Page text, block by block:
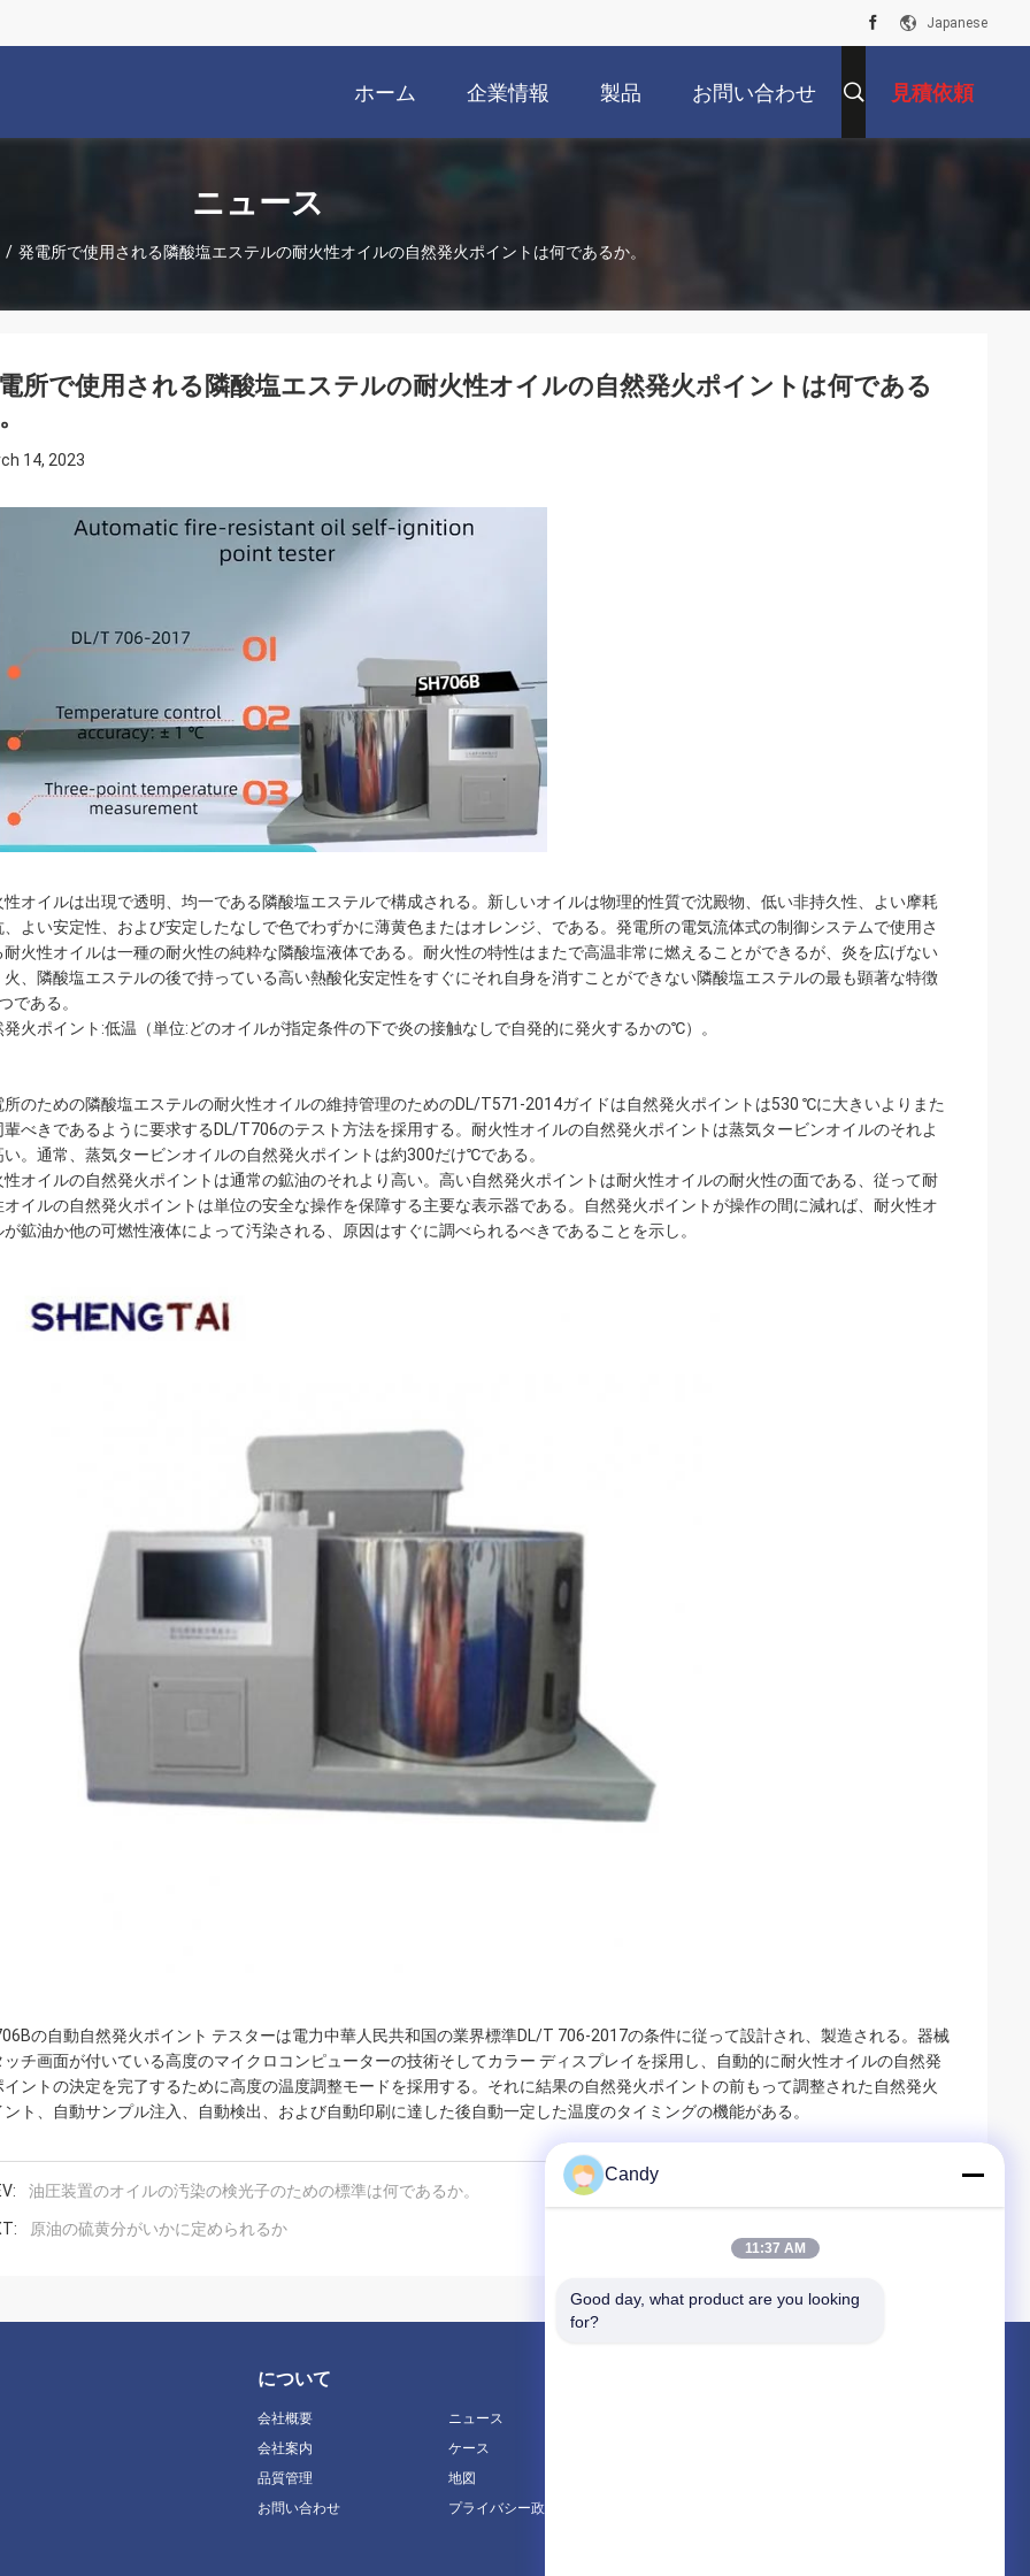
Japanese
ホーム 企業情報 製品 お問い合わせ 見積依頼
ニュース
/ 発電所で使用される隣酸塩エステルの耐火性オイルの自然発火ポイントは何であるか。
所で使用される隣酸塩エステルの耐火性オイルの自然発火ポイントは何である
14, 2023
性オイルは出現で透明、均一である隣酸塩エステルで構成される。新しいオイルは物理的性質で沈殿物、低い非持久性、よい摩耗
、よい安定性、および安定したなしで色でわずかに薄黄色またはオレンジ、である。発電所の電気流体式の制御システムで使用さ
耐火性オイルは一種の耐火性の純粋な隣酸塩液体である。耐火性の特性はまたで高温非常に燃えることができるが、炎を広げない
火、隣酸塩エステルの後で持っている高い熱酸化安定性をすぐにそれ自身を消すことができない隣酸塩エステルの最も顕著な特徴
である。
発火ポイント:低温（単位:どのオイルが指定条件の下で炎の接触なしで自発的に発火するかの℃）。
所のための隣酸塩エステルの耐火性オイルの維持管理のためのDL/T571-2014ガイドは自然発火ポイントは530 ℃に大きいよりまた
輩べきであるように要求するDL/T706のテスト方法を採用する。耐火性オイルの自然発火ポイントは蒸気タービンオイルのそれよ
い。通常、蒸気タービンオイルの自然発火ポイントは約300だけ℃である。
性オイルの自然発火ポイントは通常の鉱油のそれより高い。高い自然発火ポイントは耐火性オイルの耐火性の面である、従って耐
オイルの自然発火ポイントは単位の安全な操作を保障する主要な表示器である。自然発火ポイントが操作の間に減れば、耐火性オ
が鉱油か他の可燃性液体によって汚染される、原因はすぐに調べられるべきであることを示し。
の自動自然発火ポイント テスターは電力中華人民共和国の業界標準DL/T 706-2017の条件に従って設計され、製造される。器械
ッチ画面が付いている高度のマイクロコンピューターの技術そしてカラー ディスプレイを採用し、自動的に耐火性オイルの自然発
イントの決定を完了するために高度の温度調整モードを採用する。それに結果の自然発火ポイントの前もって調整された自然発火
ント、自動サンプル注入、自動検出、および自動印刷に達した後自動一定した温度のタイミングの機能がある。
油圧装置のオイルの汚染の検光子のための標準は何であるか。
原油の硫黄分がいかに定められるか
について
会社概要
会社案内
品質管理
お問い合わせ
ニュース
ケース
地図
プライバシー政策
Candy
11:37 AM
Good day, what product are you looking
for?